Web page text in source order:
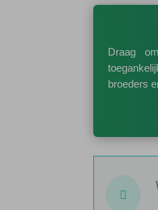
Draag
broeders
